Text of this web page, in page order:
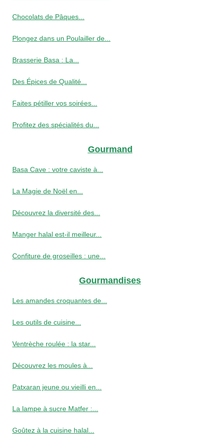
Chocolats de Pâques...
Plongez dans un Poulailler de...
Brasserie Basa : La...
Des Épices de Qualité...
Faites pétiller vos soirées...
Profitez des spécialités du...
Gourmand
Basa Cave : votre caviste à...
La Magie de Noël en...
Découvrez la diversité des...
Manger halal est-il meilleur...
Confiture de groseilles : une...
Gourmandises
Les amandes croquantes de...
Les outils de cuisine...
Ventrèche roulée : la star...
Découvrez les moules à...
Patxaran jeune ou vieilli en...
La lampe à sucre Matfer :...
Goûtez à la cuisine halal...